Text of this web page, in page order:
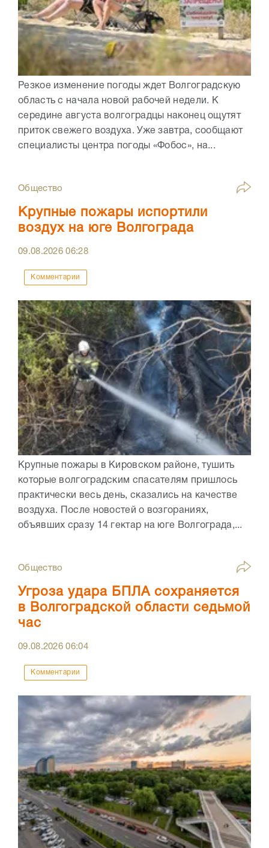
Резкое изменение погоды ждет Волгоградскую
область с начала новой рабочей недели. К
середине августа волгоградцы наконец ощутят
приток свежего воздуха. Уже завтра, сообщают
специалисты центра погоды «Фобос», на...
Общество
Крупные пожары испортили
воздух на юге Волгограда
09.08.202606:28
Комментарии
Крупные пожары в Кировском районе, тушить
которые волгоградским спасателям пришлось
практически весь день, сказались на качестве
воздуха. После новостей о возгораниях,
объявших сразу 14 гектар на юге Волгограда,...
Общество
Угроза удара БПЛА сохраняется
в Волгоградской области седьмой
час
09.08.202606:04
Комментарии